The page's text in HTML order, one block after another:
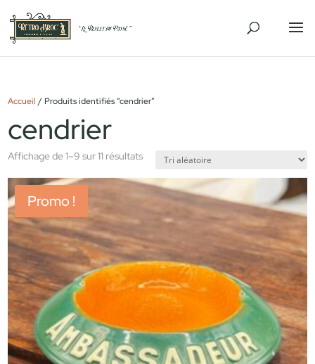
Accueil / Produits identifiés “cendrier”
cendrier
Affichage de 1–9 sur 11 résultats
Promo !